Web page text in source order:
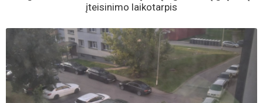
įteisinimo laikotarpis